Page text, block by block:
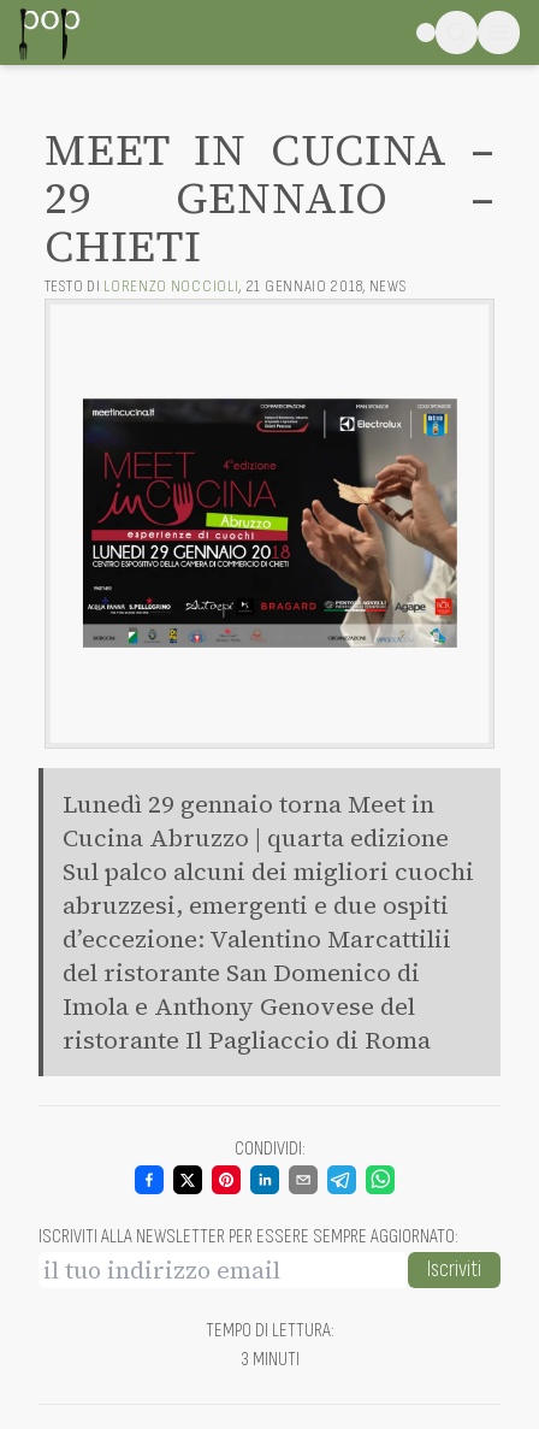
MEET IN CUCINA –
29 GENNAIO –
CHIETI
TESTO DI LORENZO NOCCIOLI, 21 GENNAIO 2018, NEWS
Lunedì 29 gennaio torna Meet in
Cucina Abruzzo | quarta edizione
Sul palco alcuni dei migliori cuochi
abruzzesi, emergenti e due ospiti
d’eccezione: Valentino Marcattilii
del ristorante San Domenico di
Imola e Anthony Genovese del
ristorante Il Pagliaccio di Roma
CONDIVIDI:
ISCRIVITI ALLA NEWSLETTER PER ESSERE SEMPRE AGGIORNATO:
Iscriviti
TEMPO DI LETTURA:
3 MINUTI